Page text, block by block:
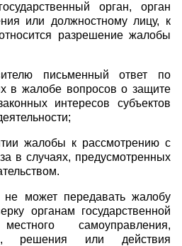
орган, орган
или должностному лицу, к
разрешение жалобы
письменный ответ по
в жалобе вопросов о защите
интересов субъектов
жалобы к рассмотрению с
в случаях, предусмотренных
может передавать жалобу
органам государственной
самоуправления,
решения или действия